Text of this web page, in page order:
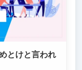
とけと言われ